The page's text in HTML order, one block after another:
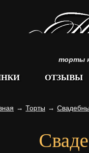
торты
ОТЗЫВЫ
→ Торты →